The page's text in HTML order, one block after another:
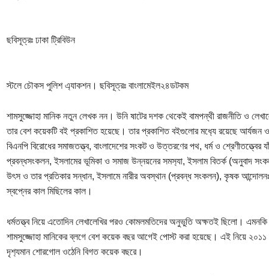
ছবিসূত্রঃ ঢাকা ট্রিবিউন
স্টলে চৌকস পুলিশ এ‍্যাকশন। ছবিসূত্রঃ বাংলামেইল২৪ডটকম
শামসুজ্জোহা মানিক নতুন লেখক নন। উনি ষাটের দশক থেকেই বামপন্থী রাজনীতি ও
তার বেশ কয়েকটি বই প্রকাশিত হয়েছে। তার প্রকাশিত বইগুলোর মধ‍্যে রয়েছে আর্যজন
বিএনপি বিরোধের সমাজতত্ত্ব, বাংলাদেশের সংকট ও উত্তরণের পথ, ধর্ম ও শ্রেণীতত্ত্বের
প্রবন্ধসংকলন, ইসলামের ভূমিকা ও সমাজ উন্নয়নের সমস‍্যা, ইসলাম বিতর্ক (অনুবাদ
উৎস ও তার প্রতিকার সন্ধান, ইসলামে নারীর অবস্থান (প্রবন্ধ সংকলন), কৃষক
স্বপ্নের কাল মিছিলের কাল।
ধর্মতত্ত্ব নিয়ে এতোদিন লেখালেখির পরও কোমলমতিদের অনুভুতি অক্ষতই ছিলো। এমনকি
শামসুজ্জোহা মানিকের ব্লগে বেশ কয়েক বছর আগেই পোস্ট করা হয়েছে। এই নিয়ে
দৃশ‍্যমান শোরগোল ওঠেনি বিগত কয়েক বছরে।